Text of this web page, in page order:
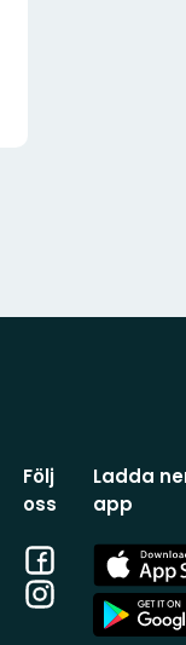
Följ
oss
Facebook
Instagram
Ladda
app
App
Store
App
Store